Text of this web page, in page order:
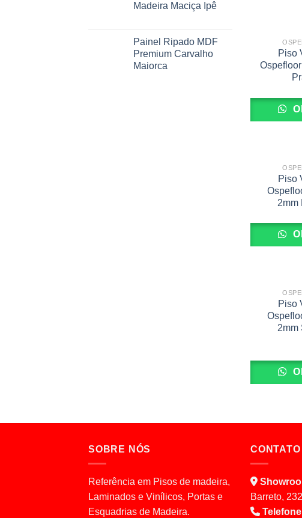
Madeira Maciça Ipê
Painel Ripado MDF
Premium Carvalho
Maiorca
Piso
Piso
2mm
Piso
2mm
SOBRE NÓS
Referência em Pisos de madeira,
Laminados e Vinílicos, Portas e
Esquadrias de Madeira.
CONTATO
Barreto,
Telefone